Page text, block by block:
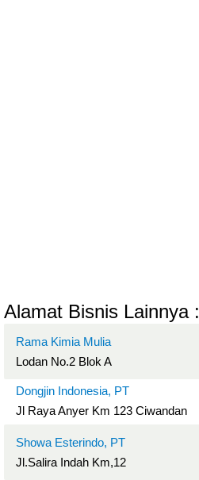
Alamat Bisnis Lainnya :
Rama Kimia Mulia
Lodan No.2 Blok A
Dongjin Indonesia, PT
Jl Raya Anyer Km 123 Ciwandan
Showa Esterindo, PT
Jl.Salira Indah Km,12